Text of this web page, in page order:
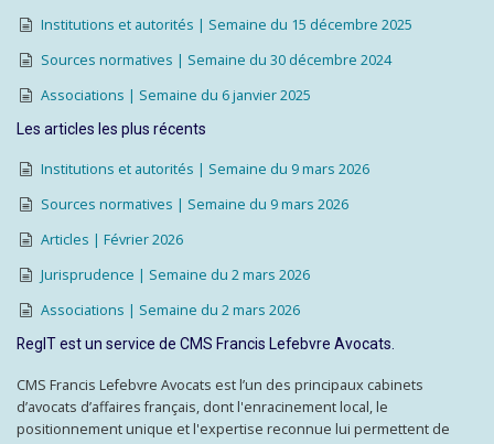
Institutions et autorités | Semaine du 15 décembre 2025
Sources normatives | Semaine du 30 décembre 2024
Associations | Semaine du 6 janvier 2025
Les articles les plus récents
Institutions et autorités | Semaine du 9 mars 2026
Sources normatives | Semaine du 9 mars 2026
Articles | Février 2026
Jurisprudence | Semaine du 2 mars 2026
Associations | Semaine du 2 mars 2026
RegIT est un service de CMS Francis Lefebvre Avocats.
CMS Francis Lefebvre Avocats est l’un des principaux cabinets
d’avocats d’affaires français, dont l'enracinement local, le
positionnement unique et l'expertise reconnue lui permettent de